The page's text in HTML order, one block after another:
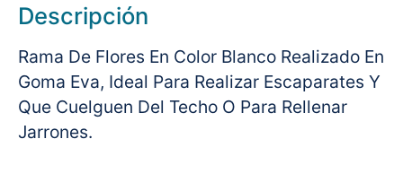
Descripción
Rama De Flores En Color Blanco Realizado En
Goma Eva, Ideal Para Realizar Escaparates Y
Que Cuelguen Del Techo O Para Rellenar
Jarrones.